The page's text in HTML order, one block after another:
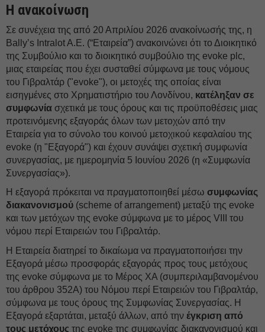
H ανακοίνωση
Σε συνέχεια της από 20 Απριλίου 2026 ανακοίνωσής της, η
Bally’s Intralοt A.E. (“Εταιρεία”) ανακοινώνει ότι το Διοικητικό
της Συμβούλιο και το διοικητικό συμβούλιο της evoke plc,
μιας εταιρείας που έχει συσταθεί σύμφωνα με τους νόμους
του Γιβραλτάρ ("evoke"), οι μετοχές της οποίας είναι
εισηγμένες στο Χρηματιστήριο του Λονδίνου, κατέληξαν σε
συμφωνία σχετικά με τους όρους και τις προϋποθέσεις μιας
προτεινόμενης εξαγοράς όλων των μετοχών από την
Εταιρεία για το σύνολο του κοινού μετοχικού κεφαλαίου της
evoke (η "Εξαγορά") και έχουν συνάψει σχετική συμφωνία
συνεργασίας, με ημερομηνία 5 Ιουνίου 2026 (η «Συμφωνία
Συνεργασίας»).
Η εξαγορά πρόκειται να πραγματοποιηθεί μέσω συμφωνίας
διακανονισμού (scheme of arrangement) μεταξύ της evoke
και των μετόχων της evoke σύμφωνα με το μέρος VIII του
νόμου περί Εταιρειών του Γιβραλτάρ.
Η Εταιρεία διατηρεί το δικαίωμα να πραγματοποιήσει την
Εξαγορά μέσω προσφοράς εξαγοράς προς τους μετόχους
της evoke σύμφωνα με το Μέρος XA (συμπεριλαμβανομένου
του άρθρου 352Α) του Νόμου περί Εταιρειών του Γιβραλτάρ,
σύμφωνα με τους όρους της Συμφωνίας Συνεργασίας. Η
Εξαγορά εξαρτάται, μεταξύ άλλων, από την έγκριση από
τους μετόχους της evoke της συμφωνίας διακανονισμού και